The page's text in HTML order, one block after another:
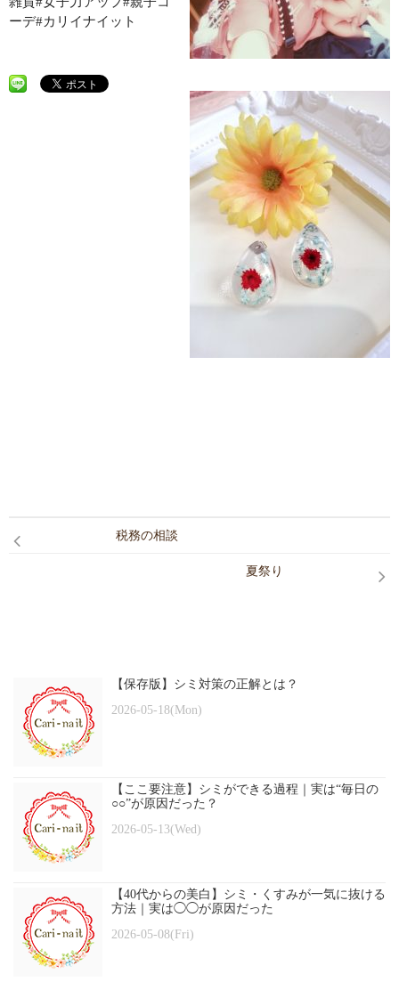
ーデ#カリイナイット
税務の相談
夏祭り
【保存版】シミ対策の正解とは？
2026-05-18(Mon)
【ここ要注意】シミができる過程｜実は“毎日の
○○”が原因だった？
2026-05-13(Wed)
【40代からの美白】シミ・くすみが一気に抜ける
方法｜実は◯◯が原因だった
2026-05-08(Fri)